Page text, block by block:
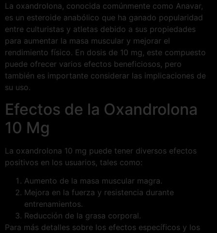
La oxandrolona, conocida comúnmente como Anavar,
es un esteroide anabólico que ha ganado popularidad
entre culturistas y atletas debido a sus propiedades
para aumentar la masa muscular y mejorar el
rendimiento físico. En dosis de 10 mg, este compuesto
puede ofrecer varios efectos beneficiosos, pero
también es importante considerar las implicaciones de
su uso.
Efectos de la Oxandrolona
10 Mg
La oxandrolona 10 mg puede tener diversos efectos
positivos en los usuarios, tales como:
Aumento de la masa muscular magra.
Mejora en la fuerza y resistencia durante
entrenamientos.
Reducción de la grasa corporal.
Para más detalles sobre los efectos específicos y los